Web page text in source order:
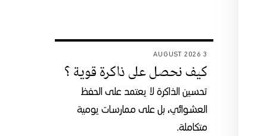
3 AUGUST 2026
كيف نحصل على ذاكرة قوية ؟
تحسين الذاكرة لا يعتمد على الحفظ
العشوائي، بل على ممارسات يومية
متكاملة.